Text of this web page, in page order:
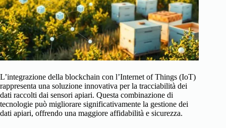
L’integrazione della blockchain con l’Internet of Things (IoT)
rappresenta una soluzione innovativa per la tracciabilità dei
dati raccolti dai sensori apiari. Questa combinazione di
tecnologie può migliorare significativamente la gestione dei
dati apiari, offrendo una maggiore affidabilità e sicurezza.